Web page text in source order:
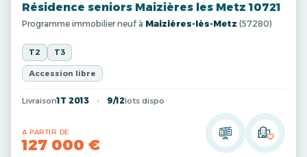
Résidence seniors Maizières les Metz 10721
Programme immobilier neuf à Maizières-lès-Metz (57280)
T2 T3
Accession libre
Livraison1T 2013 9/12lots dispo
A PARTIR DE
127 000 €